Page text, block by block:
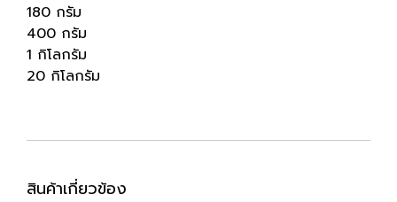
180 กรัม
400 กรัม
1 กิโลกรัม
20 กิโลกรัม
สินค้าเกี่ยวข้อง